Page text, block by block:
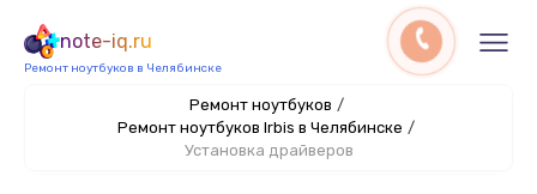
note-iq.ru
Ремонт ноутбуков в Челябинске
Ремонт ноутбуков /
Ремонт ноутбуков Irbis в Челябинске /
Установка драйверов